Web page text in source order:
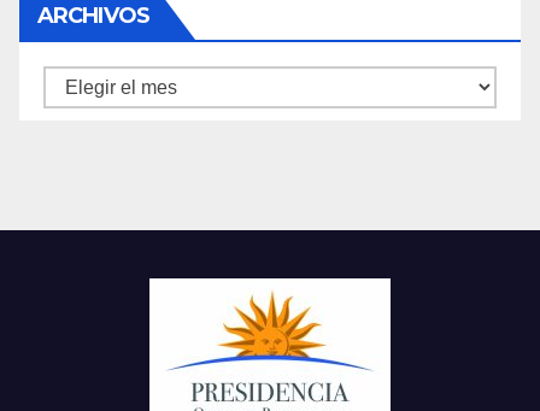
ARCHIVOS
Archivos